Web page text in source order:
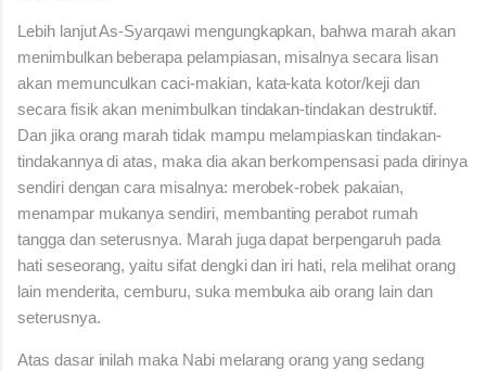
Lebih lanjut As-Syarqawi mengungkapkan, bahwa marah akan
menimbulkan beberapa pelampiasan, misalnya secara lisan
akan memunculkan caci-makian, kata-kata kotor/keji dan
secara fisik akan menimbulkan tindakan-tindakan destruktif.
Dan jika orang marah tidak mampu melampiaskan tindakan-
tindakannya di atas, maka dia akan berkompensasi pada dirinya
sendiri dengan cara misalnya: merobek-robek pakaian,
menampar mukanya sendiri, membanting perabot rumah
tangga dan seterusnya. Marah juga dapat berpengaruh pada
hati seseorang, yaitu sifat dengki dan iri hati, rela melihat orang
lain menderita, cemburu, suka membuka aib orang lain dan
seterusnya.
Atas dasar inilah maka Nabi melarang orang yang sedang